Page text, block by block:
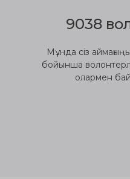
9038
Мұнда сіз
бойынша
олармен